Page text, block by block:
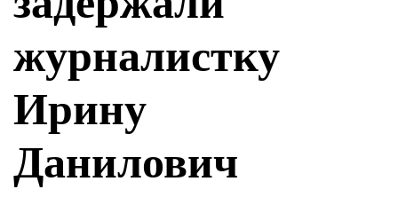
журналистку
Ирину
Данилович